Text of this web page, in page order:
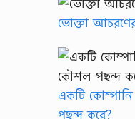
ভোক্তা
একটি
পছন্দ করে?